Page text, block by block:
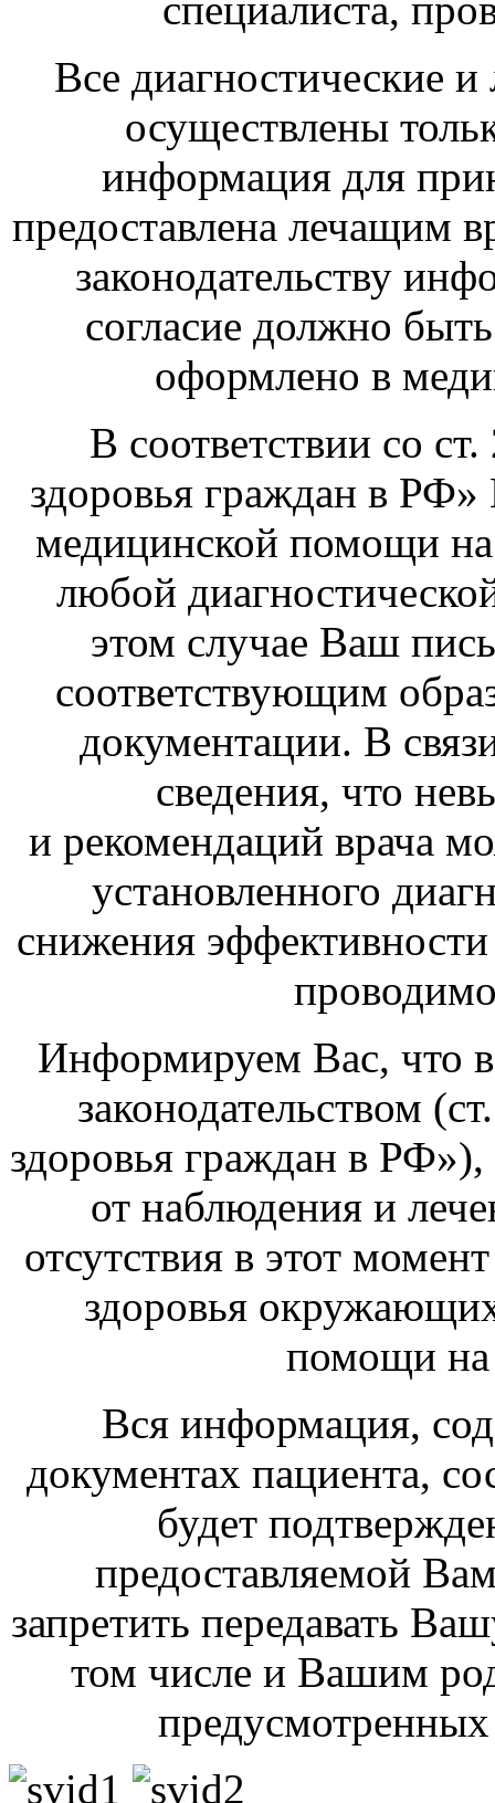
специалиста,
Все диагностические
осуществлены
информация для
предоставлена лечащим
законодательству
согласие должно
оформлено в
В соответствии со
здоровья граждан в РФ»
медицинской помощи на
любой
этом случае Ваш
соответствующим
документации. В
сведения, что
и рекомендаций врача
установленного
снижения
Информируем Вас, что
законодательством
здоровья граждан в РФ»),
от наблюдения и
отсутствия в этот
здоровья
помощи на
Вся информация,
документах пациента,
будет
предоставляемой
запретить передавать
том числе и Вашим